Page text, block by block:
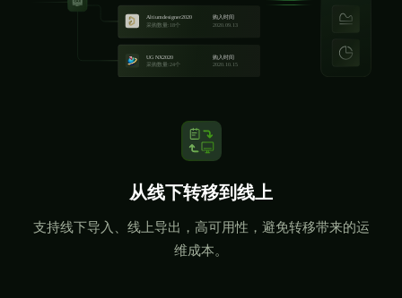
从线下转移到线上
支持线下导入、线上导出，高可用性，避免转移带来的运
维成本。